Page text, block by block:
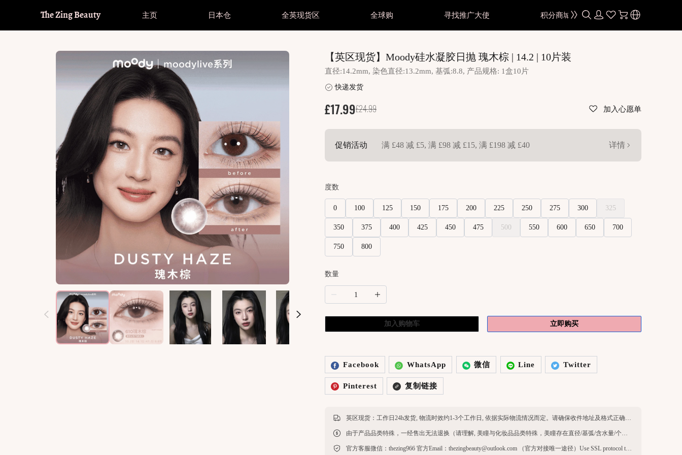
The Zing Beauty
Fomomy
Hot！
Olens
Envie
Hot！
Moody
Kira Fairy
Bollycon
Kikicon
Oceangirl
Serltyca
Doya
Cosplay
Doriscon
大着色直径
美妆护肤所有商品 美瞳所有商品
日抛 1 Day
半年/年抛 Year
黑色
棕色
直径大小
14.0-14.1mm 小直径
14.2mm 中等直径
14.4-14.5mm 大直径
其他专区
Cosplay直邮商品
Cosplay现货商品
主页 日本仓 全英现货区
Fomomy
Hot！
Olens
Envie
Hot！
Moody
Kira Fairy
Bollycon
Kikicon
Oceangirl
Serltyca
Doya
Cosplay
Doriscon
大着色直径
美妆护肤所有商品 美瞳所有商品
日抛 1 Day
半年/年抛 Year
黑色
棕色
直径大小
14.0-14.1mm 小直径
14.2mm 中等直径
14.4-14.5mm 大直径
其他专区
Cosplay直邮商品
Cosplay现货商品
全球购 寻找推广大使 积分商城
【英区现货】Moody硅水凝胶日抛 瑰木棕 | 14.2 | 10片装
直径:14.2mm, 染色直径:13.2mm, 基弧:8.8, 产品规格: 1盒10片
快递发货
£17.99£24.99 加入心愿单
促销活动 满 £48 减 £5, 满 £98 减 £15, 满 £198 减 £40 详情
度数
0 100 125 150 175 200 225 250 275 300 325
350 375 400 425 450 475 500 550 600 650 700
750 800
数量
加入购物车 立即购买
Facebook WhatsApp 微信 Line Twitter
Pinterest 复制链接
英区现货：工作日24h发货, 物流时效约1-3个工作日, 依据实际物流情况而定。请确保收件地址及格式正确，收件人名字与公寓注册一致，可正常签收。
由于产品品类特殊，一经售出无法退换（请理解, 美瞳与化妆品品类特殊，美瞳存在直径/基弧/含水量/个人体质/环境等因素，不退不换，介意请勿下单）
官方客服微信：thezing966 官方Email：thezingbeauty@outlook.com （官方对接唯一途径）Use SSL protocol to ensure payment security. When paying online, your payment information is protected.